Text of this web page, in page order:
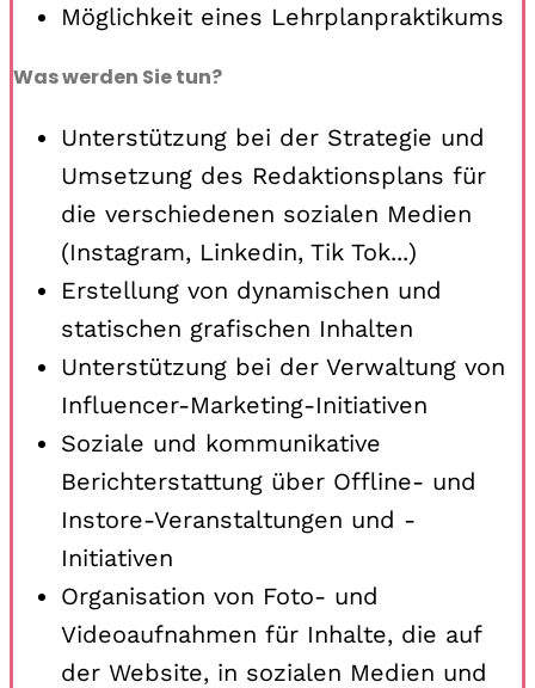
Möglichkeit eines Lehrplanpraktikums
Was werden Sie tun?
Unterstützung bei der Strategie und
Umsetzung des Redaktionsplans für
die verschiedenen sozialen Medien
(Instagram, Linkedin, Tik Tok...)
Erstellung von dynamischen und
statischen grafischen Inhalten
Unterstützung bei der Verwaltung von
Influencer-Marketing-Initiativen
Soziale und kommunikative
Berichterstattung über Offline- und
Instore-Veranstaltungen und -
Initiativen
Organisation von Foto- und
Videoaufnahmen für Inhalte, die auf
der Website, in sozialen Medien und